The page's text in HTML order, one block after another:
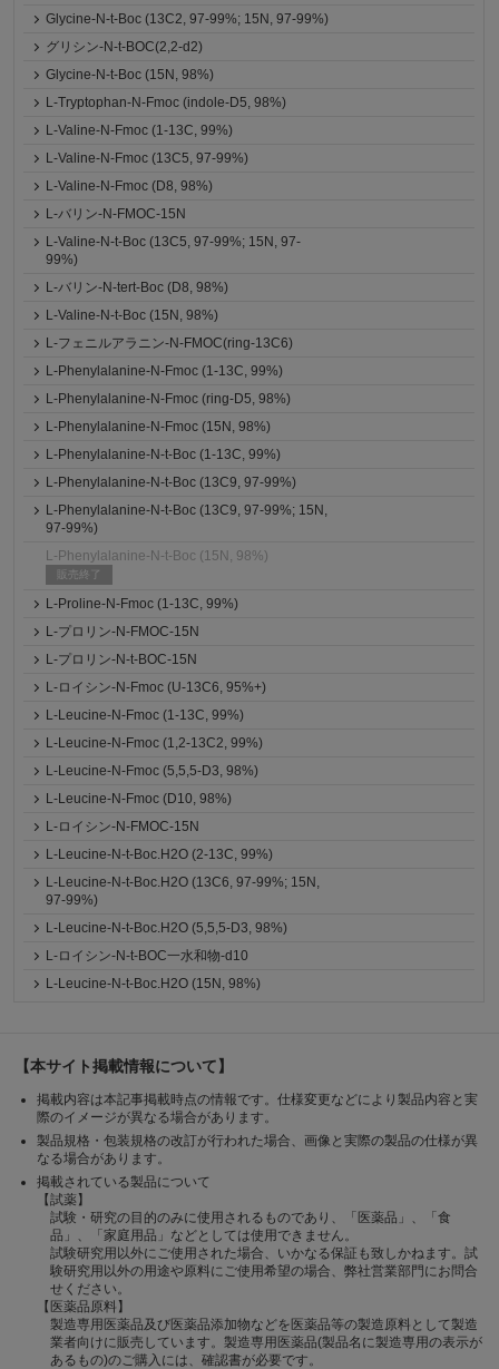
Glycine-N-t-Boc (13C2, 97-99%; 15N, 97-99%)
グリシン-N-t-BOC(2,2-d2)
Glycine-N-t-Boc (15N, 98%)
L-Tryptophan-N-Fmoc (indole-D5, 98%)
L-Valine-N-Fmoc (1-13C, 99%)
L-Valine-N-Fmoc (13C5, 97-99%)
L-Valine-N-Fmoc (D8, 98%)
L-バリン-N-FMOC-15N
L-Valine-N-t-Boc (13C5, 97-99%; 15N, 97-
99%)
L-バリン-N-tert-Boc (D8, 98%)
L-Valine-N-t-Boc (15N, 98%)
L-フェニルアラニン-N-FMOC(ring-13C6)
L-Phenylalanine-N-Fmoc (1-13C, 99%)
L-Phenylalanine-N-Fmoc (ring-D5, 98%)
L-Phenylalanine-N-Fmoc (15N, 98%)
L-Phenylalanine-N-t-Boc (1-13C, 99%)
L-Phenylalanine-N-t-Boc (13C9, 97-99%)
L-Phenylalanine-N-t-Boc (13C9, 97-99%; 15N,
97-99%)
L-Phenylalanine-N-t-Boc (15N, 98%)
販売終了
L-Proline-N-Fmoc (1-13C, 99%)
L-プロリン-N-FMOC-15N
L-プロリン-N-t-BOC-15N
L-ロイシン-N-Fmoc (U-13C6, 95%+)
L-Leucine-N-Fmoc (1-13C, 99%)
L-Leucine-N-Fmoc (1,2-13C2, 99%)
L-Leucine-N-Fmoc (5,5,5-D3, 98%)
L-Leucine-N-Fmoc (D10, 98%)
L-ロイシン-N-FMOC-15N
L-Leucine-N-t-Boc.H2O (2-13C, 99%)
L-Leucine-N-t-Boc.H2O (13C6, 97-99%; 15N,
97-99%)
L-Leucine-N-t-Boc.H2O (5,5,5-D3, 98%)
L-ロイシン-N-t-BOC一水和物-d10
L-Leucine-N-t-Boc.H2O (15N, 98%)
【本サイト掲載情報について】
掲載内容は本記事掲載時点の情報です。仕様変更などにより製品内容と実
際のイメージが異なる場合があります。
製品規格・包装規格の改訂が行われた場合、画像と実際の製品の仕様が異
なる場合があります。
掲載されている製品について
【試薬】
試験・研究の目的のみに使用されるものであり、「医薬品」、「食
品」、「家庭用品」などとしては使用できません。
試験研究用以外にご使用された場合、いかなる保証も致しかねます。試
験研究用以外の用途や原料にご使用希望の場合、弊社営業部門にお問合
せください。
【医薬品原料】
製造専用医薬品及び医薬品添加物などを医薬品等の製造原料として製造
業者向けに販売しています。製造専用医薬品(製品名に製造専用の表示が
あるもの)のご購入には、確認書が必要です。